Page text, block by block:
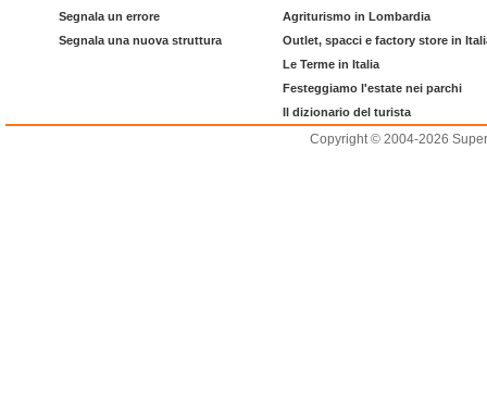
Segnala un errore
Segnala una nuova struttura
Agriturismo in Lombardia
Outlet, spacci e factory store in
Le Terme in Italia
Festeggiamo l'estate nei parchi
Il dizionario del turista
Copyright © 2004-2026